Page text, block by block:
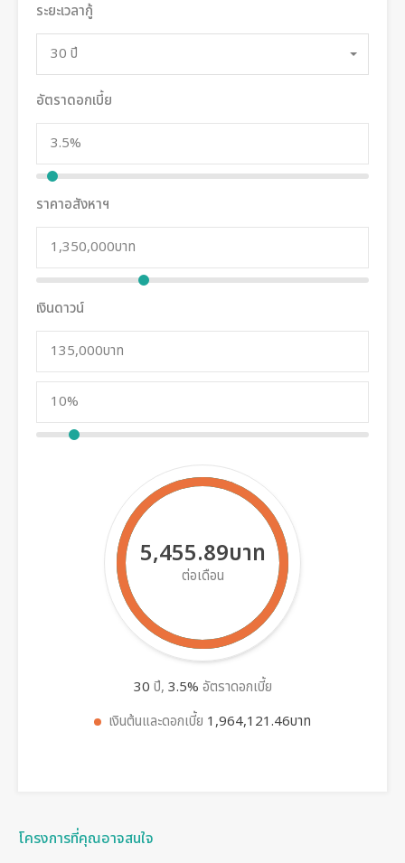
ระยะเวลากู้
30 ปี
อัตราดอกเบี้ย
ราคาอสังหาฯ
เงินดาวน์
5,455.89บาท
ต่อเดือน
30 ปี, 3.5% อัตราดอกเบี้ย
เงินต้นและดอกเบี้ย 1,964,121.46บาท
โครงการที่คุณอาจสนใจ